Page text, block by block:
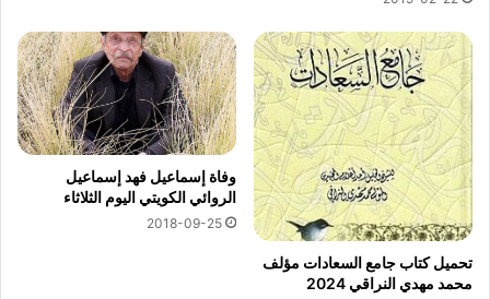
تحميل كتاب جامع السعادات مؤلف
محمد مهدي النراقي 2024
وفاة إسماعيل فهد إسماعيل
الروائي الكويتي اليوم الثلاثاء
2018-09-25